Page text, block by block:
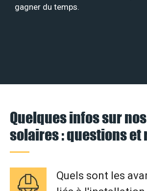
gagner du temps.
Quelques infos sur
solaires : questions et
Quels sont les